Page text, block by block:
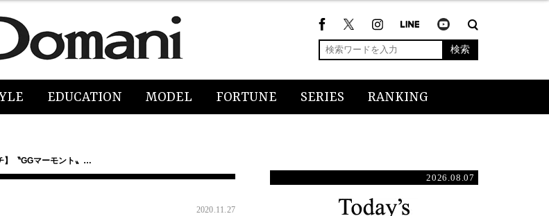
検索
EDUCATION MODEL FORTUNE SERIES RANKING
】〝GGマーモント〟…
2020.11.27
2026.08.07